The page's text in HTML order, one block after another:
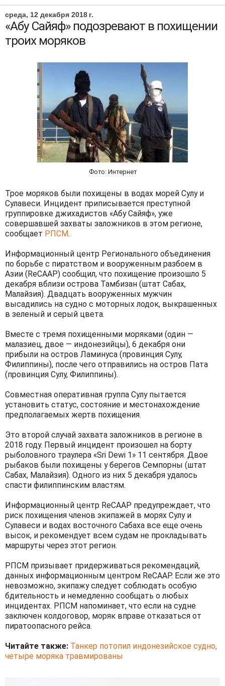
среда, 12 декабря 2018 г.
«Абу Сайяф» подозревают в похищении
троих моряков
Фото: Интернет
Трое моряков были похищены в водах морей Сулу и
Сулавеси. Инцидент приписывается преступной
группировке джихадистов «Абу Сайяф», уже
совершавшей захваты заложников в этом регионе,
сообщает РПСМ.
Информационный центр Регионального объединения
по борьбе с пиратством и вооруженным разбоем в
Азии (ReCAAP) сообщил, что похищение произошло 5
декабря вблизи острова Тамбизан (штат Сабах,
Малайзия). Двадцать вооруженных мужчин
высадились на судно c моторных лодок, выкрашенных
в зеленый и серый цвета.
Вместе с тремя похищенными моряками (один —
малазиец, двое — индонезийцы), 6 декабря они
прибыли на остров Ламинуса (провинция Сулу,
Филиппины), после чего отправились на остров Пата
(провинция Сулу, Филиппины).
Совместная оперативная группа Сулу пытается
установить статус, состояние и местонахождение
предполагаемых жертв похищения.
Это второй случай захвата заложников в регионе в
2018 году. Первый инцидент произошел на борту
рыболовного траулера «Sri Dewi 1» 11 сентября. Двое
рыбаков были похищены у берегов Семпорны (штат
Сабах, Малайзия). Одного из них 5 декабря удалось
спасти филиппинским властям.
Информационный центр ReCAAP предупреждает, что
риск похищения членов экипажей в морях Сулу и
Сулавеси и водах восточного Сабаха все еще очень
высок, и рекомендует всем судам не прокладывать
маршруты через этот регион.
РПСМ призывает придерживаться рекомендаций,
данных информационным центром ReCAAP. Если же это
невозможно, экипажу следует соблюдать особую
бдительность и немедленно сообщать о любых
инцидентах. РПСМ напоминает, что если на судне
заключен колдоговор, моряк вправе отказаться от
пиратоопасного рейса.
Читайте также: Танкер потопил индонезийское судно,
четыре моряка травмированы